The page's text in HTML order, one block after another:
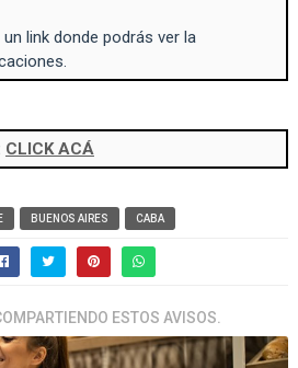
link donde podrás ver la
CLICK ACÁ
BUENOS AIRES CABA
ESTOS AVISOS.